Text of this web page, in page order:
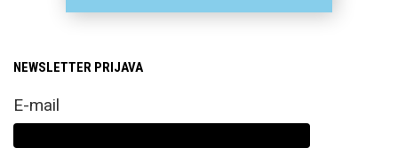
NEWSLETTER PRIJAVA
E-mail